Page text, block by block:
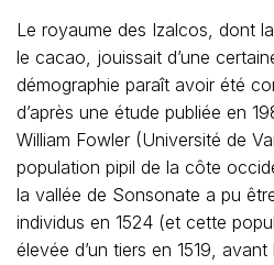
Le royaume des Izalcos, dont
le cacao, jouissait d’une
démographie paraît avoir été
d’après une étude publiée en
William Fowler (Université de
population pipil de la côte
la vallée de Sonsonate a pu
individus en 1524 (et cette
élevée d’un tiers en 1519,